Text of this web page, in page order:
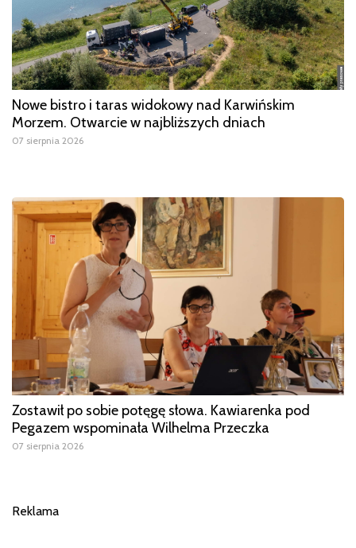
Nowe bistro i taras widokowy nad Karwińskim
Morzem. Otwarcie w najbliższych dniach
07 sierpnia 2026
Zostawił po sobie potęgę słowa. Kawiarenka pod
Pegazem wspominała Wilhelma Przeczka
07 sierpnia 2026
Reklama